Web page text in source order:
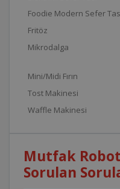
Foodie Modern Sefer
Fritöz
Mikrodalga
Mini/Midi Fırın
Tost Makinesi
Waffle Makinesi
Mutfak
Sorulan